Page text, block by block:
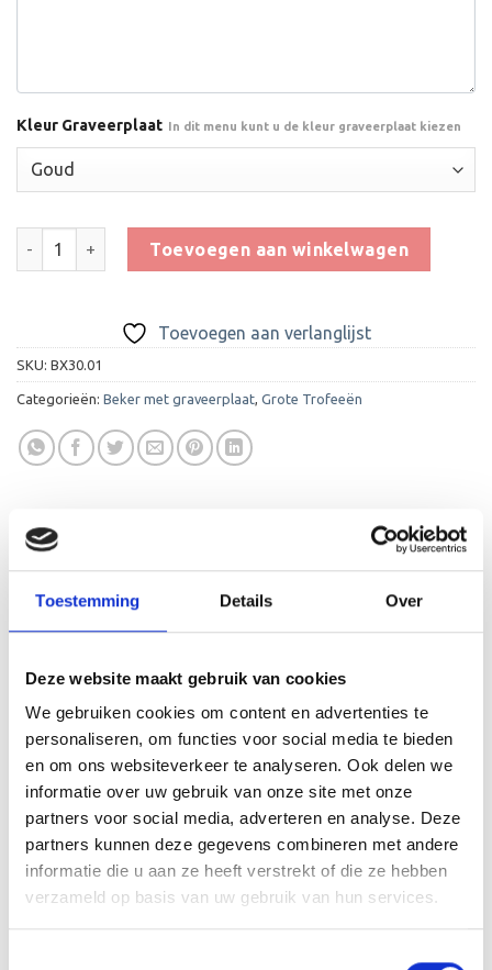
Toestemming Details Over
Deze website maakt gebruik van cookies
We gebruiken cookies om content en advertenties te
personaliseren, om functies voor social media te bieden
en om ons websiteverkeer te analyseren. Ook delen we
informatie over uw gebruik van onze site met onze
partners voor social media, adverteren en analyse. Deze
partners kunnen deze gegevens combineren met andere
informatie die u aan ze heeft verstrekt of die ze hebben
verzameld op basis van uw gebruik van hun services.
Kleur Graveerplaat In dit menu kunt u de kleur graveerplaat kiezen
Toevoegen aan winkelwagen
Toevoegen aan verlanglijst
SKU: BX30.01
Categorieën: Beker met graveerplaat, Grote Trofeeën
LEVERTIJD 2 werkdagen
MATERIAAL GRAVEERPLAAT Aluminium
MAX AANTAL REGELS 3 regels
MAX TEKENS PER REGEL 30 leestekens
METHODE PERSONALISATIE Graveren